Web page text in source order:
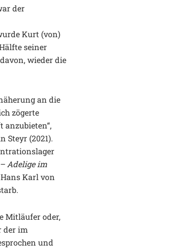
der
Kurt (von)
seiner
wieder die
an die
zögerte
anzubieten“,
Steyr (2021).
Adelige im
Karl von
Mitläufer oder,
der im
und